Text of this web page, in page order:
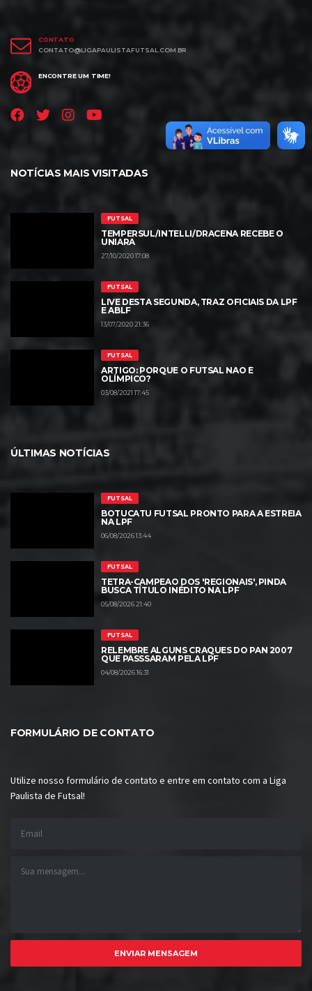
CONTATO
CONTATO@LIGAPAULISTAFUTSAL.COM.BR
ENCONTRE UM TIME!
NOTÍCIAS MAIS VISITADAS
FUTSAL
TEMPERSUL/INTELLI/DRACENA RECEBE O
UNIARA
27/10/2020 17:08
FUTSAL
LIVE DESTA SEGUNDA, TRAZ OFICIAIS DA LPF
E ABLF
13/07/2020 21:36
FUTSAL
ARTIGO: PORQUE O FUTSAL NÃO É
OLÍMPICO?
03/08/2021 17:45
ÚLTIMAS NOTÍCIAS
FUTSAL
BOTUCATU FUTSAL PRONTO PARA A ESTREIA
NA LPF
06/08/2026 13:44
FUTSAL
TETRA-CAMPEÃO DOS 'REGIONAIS', PINDA
BUSCA TÍTULO INÉDITO NA LPF
05/08/2026 21:40
FUTSAL
RELEMBRE ALGUNS CRAQUES DO PAN 2007
QUE PASSSARAM PELA LPF
04/08/2026 16:31
FORMULÁRIO DE CONTATO
Utilize nosso formulário de contato e entre em contato com a Liga
Paulista de Futsal!
ENVIAR MENSAGEM